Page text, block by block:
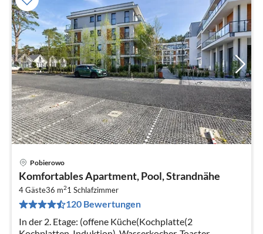
Pobierowo
Komfortables Apartment, Pool, Strandnähe
4 Gäste36 m21 Schlafzimmer
120 Bewertungen
In der 2. Etage: (offene Küche(Kochplatte(2